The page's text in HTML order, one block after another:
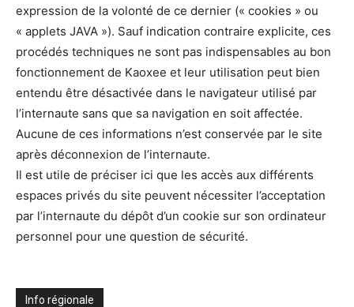
expression de la volonté de ce dernier (« cookies » ou
« applets JAVA »). Sauf indication contraire explicite, ces
procédés techniques ne sont pas indispensables au bon
fonctionnement de Kaoxee et leur utilisation peut bien
entendu être désactivée dans le navigateur utilisé par
l’internaute sans que sa navigation en soit affectée.
Aucune de ces informations n’est conservée par le site
après déconnexion de l’internaute.
Il est utile de préciser ici que les accès aux différents
espaces privés du site peuvent nécessiter l’acceptation
par l’internaute du dépôt d’un cookie sur son ordinateur
personnel pour une question de sécurité.
Info régionale